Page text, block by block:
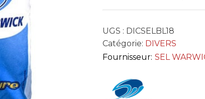
UGS : DICSELBL18
Catégorie: DIVERS
Fournisseur: SEL